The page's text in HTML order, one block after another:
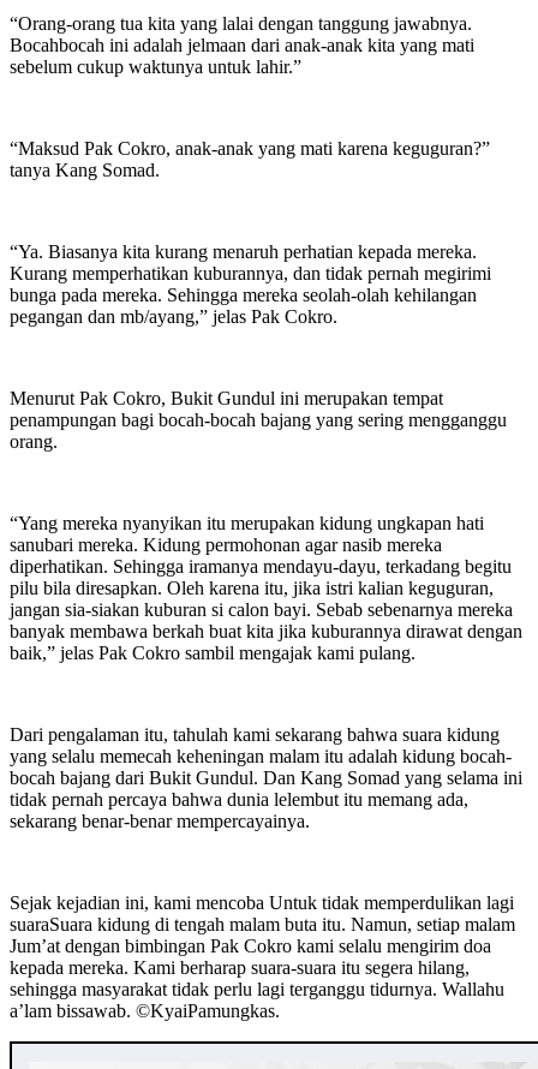
“Orang-orang tua kita yang lalai dengan tanggung jawabnya.
Bocahbocah ini adalah jelmaan dari anak-anak kita yang mati
sebelum cukup waktunya untuk lahir.”
“Maksud Pak Cokro, anak-anak yang mati karena keguguran?”
tanya Kang Somad.
“Ya. Biasanya kita kurang menaruh perhatian kepada mereka.
Kurang memperhatikan kuburannya, dan tidak pernah megirimi
bunga pada mereka. Sehingga mereka seolah-olah kehilangan
pegangan dan mb/ayang,” jelas Pak Cokro.
Menurut Pak Cokro, Bukit Gundul ini merupakan tempat
penampungan bagi bocah-bocah bajang yang sering mengganggu
orang.
“Yang mereka nyanyikan itu merupakan kidung ungkapan hati
sanubari mereka. Kidung permohonan agar nasib mereka
diperhatikan. Sehingga iramanya mendayu-dayu, terkadang begitu
pilu bila diresapkan. Oleh karena itu, jika istri kalian keguguran,
jangan sia-siakan kuburan si calon bayi. Sebab sebenarnya mereka
banyak membawa berkah buat kita jika kuburannya dirawat dengan
baik,” jelas Pak Cokro sambil mengajak kami pulang.
Dari pengalaman itu, tahulah kami sekarang bahwa suara kidung
yang selalu memecah keheningan malam itu adalah kidung bocah-
bocah bajang dari Bukit Gundul. Dan Kang Somad yang selama ini
tidak pernah percaya bahwa dunia lelembut itu memang ada,
sekarang benar-benar mempercayainya.
Sejak kejadian ini, kami mencoba Untuk tidak memperdulikan lagi
suaraSuara kidung di tengah malam buta itu. Namun, setiap malam
Jum’at dengan bimbingan Pak Cokro kami selalu mengirim doa
kepada mereka. Kami berharap suara-suara itu segera hilang,
sehingga masyarakat tidak perlu lagi terganggu tidurnya. Wallahu
a’lam bissawab. ©️KyaiPamungkas.